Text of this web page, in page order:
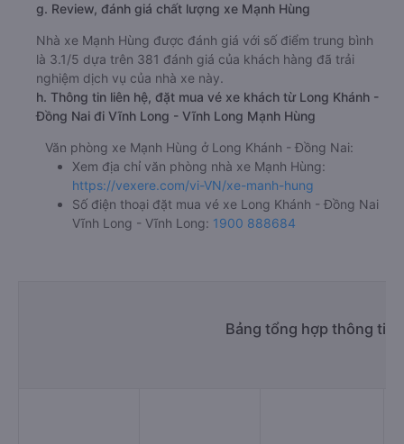
g. Review, đánh giá chất lượng xe Mạnh Hùng
Nhà xe Mạnh Hùng được đánh giá với số điểm trung bình
là 3.1/5 dựa trên 381 đánh giá của khách hàng đã trải
nghiệm dịch vụ của nhà xe này.
h. Thông tin liên hệ, đặt mua vé xe khách từ Long Khánh -
Đồng Nai đi Vĩnh Long - Vĩnh Long Mạnh Hùng
Văn phòng xe Mạnh Hùng ở Long Khánh - Đồng Nai:
Xem địa chỉ văn phòng nhà xe Mạnh Hùng:
https://vexere.com/vi-VN/xe-manh-hung
Số điện thoại đặt mua vé xe Long Khánh - Đồng Nai
Vĩnh Long - Vĩnh Long: 1900 888684
Bảng tổng hợp thông tin